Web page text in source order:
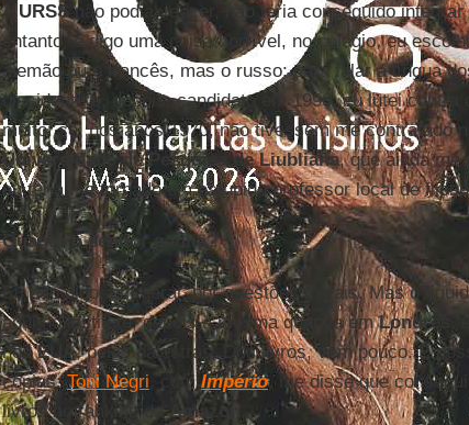
A URSS não podia vencer, não teria conseguido
entanto, e digo uma coisa horrível, no colégio, eu
alemão ou o francês, mas o russo: para falar a língua
dissidente e, depois, candidato em 1990, eu lutei contra
muito: se, nos anos 1970, não tivessem me contratado
Universidade de Pesquisa de Liubliana, que ainda me
eu teria me tornado um estúpido professor local de
Quanto o senhor ganha?
Eu não digo, em geral, por questões fiscais. Mas o
aqui no instituto, depois a mesma quantia emLondres
,
nosEUA, pelas palestras. Dos livros, vem pouco. É
cópias:Toni Negri , com Império, me disse que
livros no ranking daAmazon